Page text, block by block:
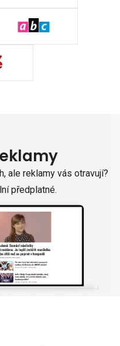
ale reklamy vás otravují?
předplatné.